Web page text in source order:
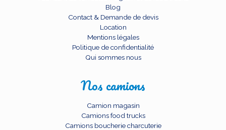
Blog
Contact & Demande de devis
Location
Mentions légales
Politique de confidentialité
Qui sommes nous
Nos camions
Camion magasin
Camions food trucks
Camions boucherie charcuterie